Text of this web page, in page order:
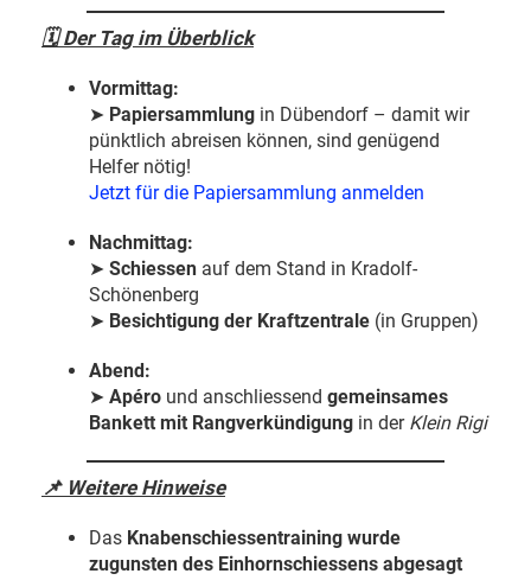
🗓Der Tag im Überblick
Vormittag:
➤ Papiersammlung in Dübendorf – damit wir
pünktlich abreisen können, sind genügend
Helfer nötig!
Jetzt für die Papiersammlung anmelden
Nachmittag:
➤ Schiessen auf dem Stand in Kradolf-
Schönenberg
➤ Besichtigung der Kraftzentrale (in Gruppen)
Abend:
➤ Apéro und anschliessend gemeinsames
Bankett mit Rangverkündigung in der Klein Rigi
📌 Weitere Hinweise
Das Knabenschiessentraining wurde
zugunsten des Einhornschiessens abgesagt